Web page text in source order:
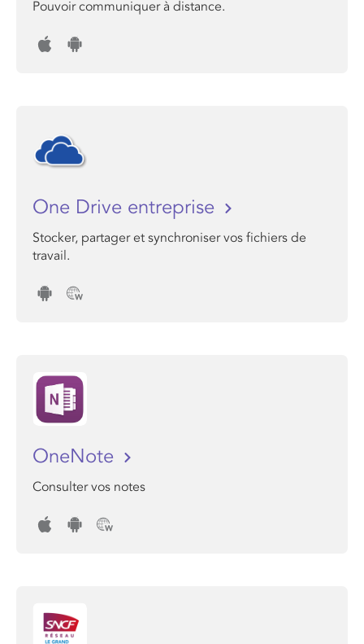
Pouvoir communiquer à distance.
One Drive entreprise
Stocker, partager et synchroniser vos fichiers de
travail.
OneNote
Consulter vos notes